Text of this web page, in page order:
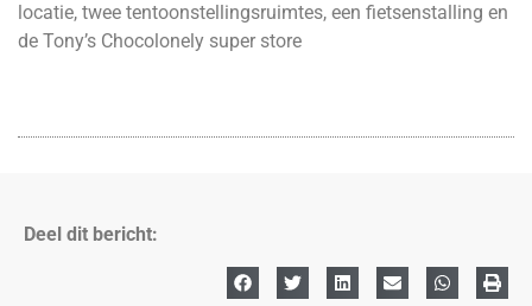
locatie, twee tentoonstellingsruimtes, een fietsenstalling en
de Tony’s Chocolonely super store
Deel dit bericht: